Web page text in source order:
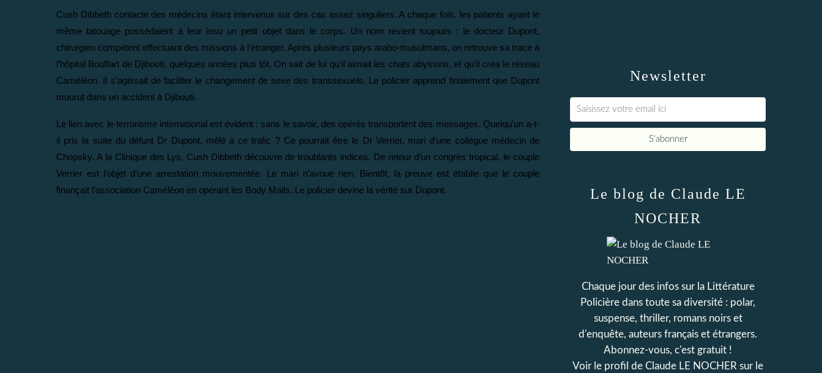
Cush Dibbeth contacte des médecins étant intervenus sur des cas assez singuliers. A chaque fois, les patients ayant le
même tatouage possédaient à leur insu un petit objet dans le corps. Un nom revient toujours : le docteur Dupont,
chirurgien compétent effectuant des missions à l’étranger. Après plusieurs pays arabo-musulmans, on retrouve sa trace à
l’hôpital Bouffart de Djibouti, quelques années plus tôt. On sait de lui qu’il aimait les chats abyssins, et qu’il créa le réseau
Caméléon. Il s’agissait de faciliter le changement de sexe des transsexuels. Le policier apprend finalement que Dupont
mourut dans un accident à Djibouti.
Le lien avec le terrorisme international est évident : sans le savoir, des opérés transportent des messages. Quelqu’un a-t-
il pris la suite du défunt Dr Dupont, mêlé à ce trafic ? Ce pourrait être le Dr Verrier, mari d’une collègue médecin de
Chopsky. A la Clinique des Lys, Cush Dibbeth découvre de troublants indices. De retour d’un congrès tropical, le couple
Verrier est l’objet d’une arrestation mouvementée. Le mari n’avoue rien. Bientôt, la preuve est établie que le couple
finançait l’association Caméléon en opérant les Body Mails. Le policier devine la vérité sur Dupont.
Newsletter
Le blog de Claude LE
NOCHER
Chaque jour des infos sur la Littérature
Policière dans toute sa diversité : polar,
suspense, thriller, romans noirs et
d'enquête, auteurs français et étrangers.
Abonnez-vous, c'est gratuit !
Voir le profil de Claude LE NOCHER sur le